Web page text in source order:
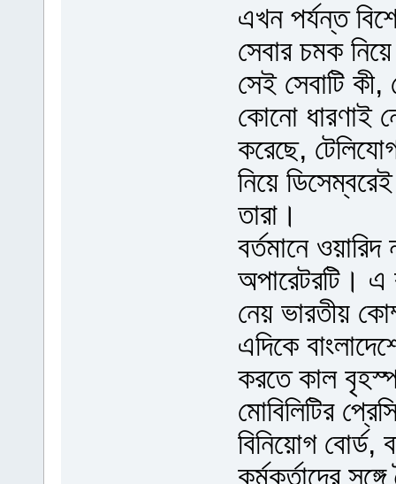
এখন পর্যন্ত
সেবার চমক
সেই সেবাটি
কোনো ধারণাই
করেছে,
নিয়ে ডিসেম্বরেই
তারা।
বর্তমানে
অপারেটরটি। এ
নেয় ভারতীয়
এদিকে
করতে কাল
মোবিলিটির
বিনিয়োগ বোর্ড,
কর্মকর্তাদের